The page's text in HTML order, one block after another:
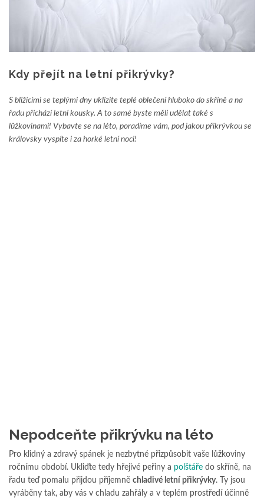
Kdy přejít na letní přikrývky?
S blížícími se teplými dny uklízíte teplé oblečení hluboko do skříně a na
řadu přichází letní kousky. A to samé byste měli udělat také s
lůžkovinami! Vybavte se na léto, poradíme vám, pod jakou přikrývkou se
královsky vyspíte i za horké letní noci!
Nepodceňte přikrývku na léto
Pro klidný a zdravý spánek je nezbytné přizpůsobit vaše lůžkoviny
ročnímu období. Ukliďte tedy hřejivé peřiny a polštáře do skříně, na
řadu teď pomalu přijdou příjemně chladivé letní přikrývky. Ty jsou
vyráběny tak, aby vás v chladu zahřály a v teplém prostředí účinně